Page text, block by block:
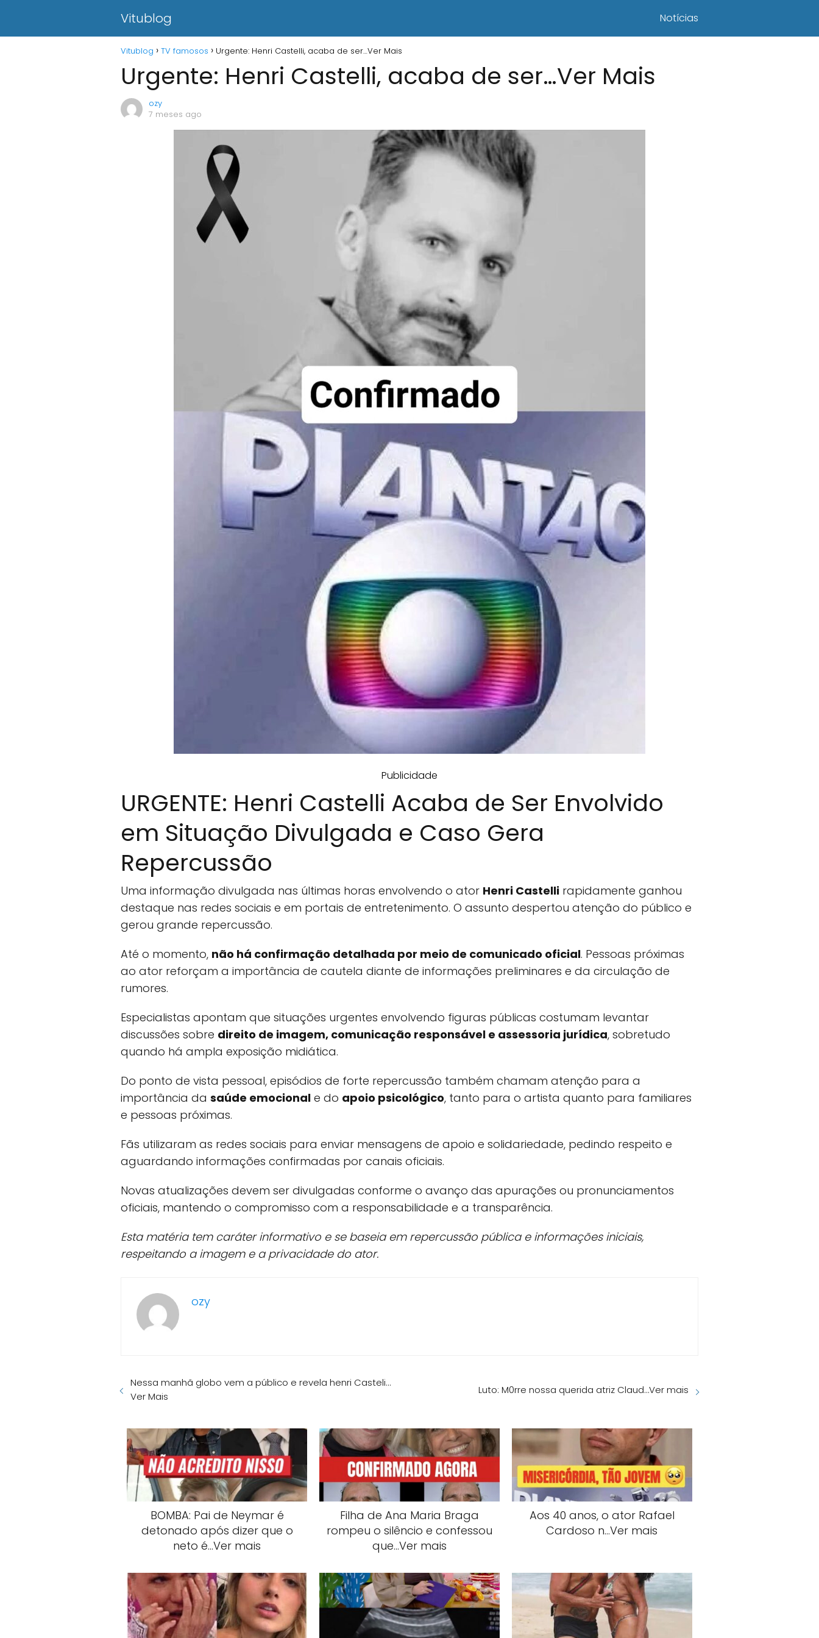
Vitublog Notícias
Vitublog TV famosos Urgente: Henri Castelli, acaba de ser…Ver Mais
Urgente: Henri Castelli, acaba de ser…Ver Mais
ozy
7 meses ago
Publicidade
URGENTE: Henri Castelli Acaba de Ser Envolvido
em Situação Divulgada e Caso Gera
Repercussão
Uma informação divulgada nas últimas horas envolvendo o ator Henri Castelli rapidamente ganhou
destaque nas redes sociais e em portais de entretenimento. O assunto despertou atenção do público e
gerou grande repercussão.
Até o momento, não há confirmação detalhada por meio de comunicado oficial. Pessoas próximas
ao ator reforçam a importância de cautela diante de informações preliminares e da circulação de
rumores.
Especialistas apontam que situações urgentes envolvendo figuras públicas costumam levantar
discussões sobre direito de imagem, comunicação responsável e assessoria jurídica, sobretudo
quando há ampla exposição midiática.
Do ponto de vista pessoal, episódios de forte repercussão também chamam atenção para a
importância da saúde emocional e do apoio psicológico, tanto para o artista quanto para familiares
e pessoas próximas.
Fãs utilizaram as redes sociais para enviar mensagens de apoio e solidariedade, pedindo respeito e
aguardando informações confirmadas por canais oficiais.
Novas atualizações devem ser divulgadas conforme o avanço das apurações ou pronunciamentos
oficiais, mantendo o compromisso com a responsabilidade e a transparência.
Esta matéria tem caráter informativo e se baseia em repercussão pública e informações iniciais,
respeitando a imagem e a privacidade do ator.
ozy
Nessa manhã globo vem a público e revela henri Casteli…
Ver Mais
Luto: M0rre nossa querida atriz Claud…Ver mais
BOMBA: Pai de Neymar é
detonado após dizer que o
neto é…Ver mais
Filha de Ana Maria Braga
rompeu o silêncio e confessou
que…Ver mais
Aos 40 anos, o ator Rafael
Cardoso n…Ver mais